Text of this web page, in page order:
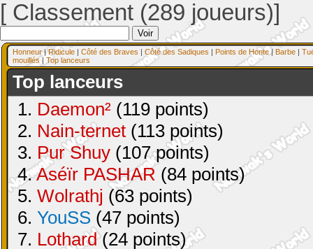
[ Classement (289 joueurs)]
Honneur|Ridicule | Côté des Braves | Côté des Sadiques | Points de Honte| Barbe |
mouillés| Top lanceurs
Top lanceurs
1. Daemon² (119 points)
2. Nain-ternet (113 points)
3. Pur Shuy (107 points)
4.Aséïr PASHAR (84 points)
5. Wolrathj (63 points)
6. YouSS (47 points)
7. Lothard(24 points)